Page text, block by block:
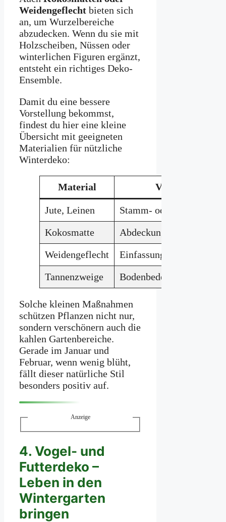
Weidengeflecht bieten sich
an, um Wurzelbereiche
abzudecken. Wenn du sie mit
Holzscheiben, Nüssen oder
winterlichen Figuren ergänzt,
entsteht ein richtiges Deko-
Ensemble.
Damit du eine bessere
Vorstellung bekommst,
findest du hier eine kleine
Übersicht mit geeigneten
Materialien für nützliche
Winterdeko:
Material Verwendung
Jute, Leinen
Stamm- oder
Kokosmatte
Abdeckung rund um
Weidengeflecht
Einfassung und
Tannenzweige
Bodenbedeckung
Solche kleinen Maßnahmen
schützen Pflanzen nicht nur,
sondern verschönern auch die
kahlen Gartenbereiche.
Gerade im Januar und
Februar, wenn wenig blüht,
fällt dieser natürliche Stil
besonders positiv auf.
Anzeige
4. Vogel- und
Futterdeko –
Leben in den
Wintergarten
bringen